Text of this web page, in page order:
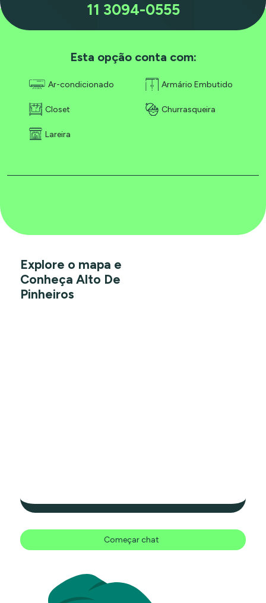
11 3094-0555
Esta opção conta com:
Ar-condicionado Armário Embutido
Closet Churrasqueira
Lareira
Explore o mapa e
Conheça Alto De
Pinheiros
Começar chat